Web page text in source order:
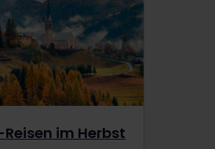
im Herbst